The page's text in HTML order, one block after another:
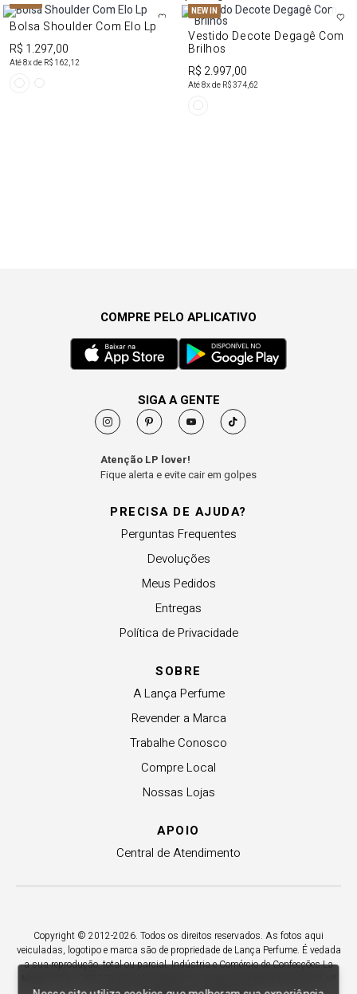
Bolsa Shoulder Com Elo Lp
R$ 1.297,00
Até8x de R$ 162,12
NEW IN
Vestido Decote Degagê Com
Brilhos
R$ 2.997,00
Até8x de R$ 374,62
PRECISA DE AJUDA?
Perguntas Frequentes
Devoluções
Meus Pedidos
Entregas
Política de Privacidade
SOBRE
A Lança Perfume
Revender a Marca
Trabalhe Conosco
Compre Local
Nossas Lojas
APOIO
Central de Atendimento
COMPRE PELO APLICATIVO
SIGA A GENTE
Atenção LP lover!
Fique alerta e evite cair em golpes
Copyright © 2012-2026. Todos os direitos reservados. As fotos aqui
veiculadas, logotipo e marca são de propriedade de Lança Perfume. É vedada
a sua reprodução, total ou parcial. Indústria e Comércio de Confecções La